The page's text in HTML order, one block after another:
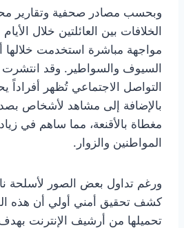
وبحسب مصادر صحفية وتقارير
الخلافات بين العائلتين خلال
مواجهة مباشرة استخدمت خلالها
السيوف والسواطير. وقد
التواصل الاجتماعي تُظهر أفراداً
بالإضافة إلى مشاهد لأشخاص
مغطاة بالأقنعة، مما ساهم في
المواطنين والزوار.
ورغم تداول بعض الصور لأسلحة
كشف تحقيق أمني أولي أن هذه
تحميلها من أرشيف الإنترنت